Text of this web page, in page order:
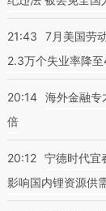
21:43
7月美国劳
2.3万个失业率降至
20:14 海外金融专
倍
20:12 宁德时代宜
影响国内锂资源供